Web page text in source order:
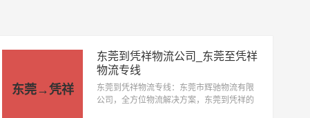
东莞→凭祥
东莞到凭祥物流公司_东莞至凭祥
物流专线
东莞到凭祥物流专线：东莞市辉驰物流有限
公司，全方位物流解决方案，东莞到凭祥的